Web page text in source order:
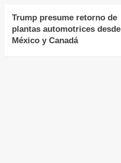
Trump presume retorno de
plantas automotrices desde
México y Canadá